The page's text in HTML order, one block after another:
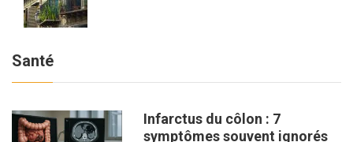
Santé
Infarctus du côlon : 7
symptômes souvent ignorés